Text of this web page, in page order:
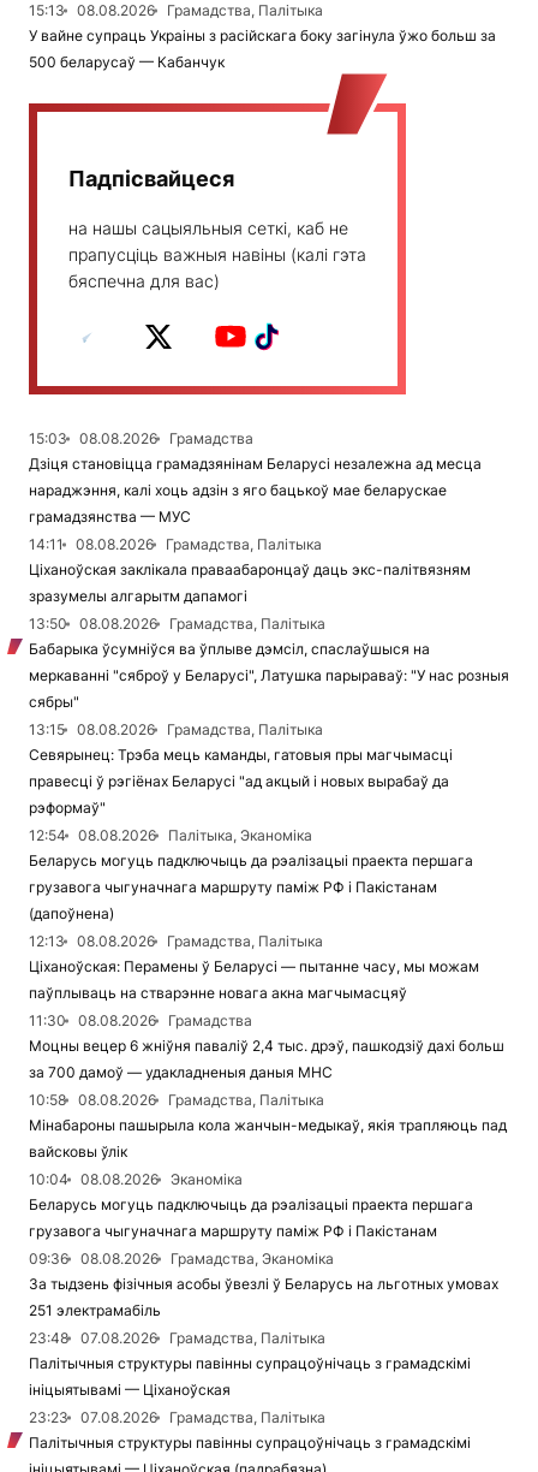
15:13 08.08.2026
Грамадства, Палітыка
У вайне супраць Украіны з расійскага боку загінула ўжо больш за
500 беларусаў — Кабанчук
Падпісвайцеся
на нашы сацыяльныя сеткі, каб не
прапусціць важныя навіны (калі гэта
бяспечна для вас)
15:03 08.08.2026
Грамадства
Дзіця становіцца грамадзянінам Беларусі незалежна ад месца
нараджэння, калі хоць адзін з яго бацькоў мае беларускае
грамадзянства — МУС
14:11
08.08.2026
Грамадства, Палітыка
Ціханоўская заклікала праваабаронцаў даць экс-палітвязням
зразумелы алгарытм дапамогі
13:50
08.08.2026
Грамадства, Палітыка
Бабарыка ўсумніўся ва ўплыве дэмсіл, спаслаўшыся на
меркаванні "сяброў у Беларусі", Латушка парыраваў: "У нас розныя
сябры"
13:15
08.08.2026
Грамадства, Палітыка
Севярынец: Трэба мець каманды, гатовыя пры магчымасці
правесці ў рэгіёнах Беларусі "ад акцый і новых вырабаў да
рэформаў"
12:54
08.08.2026
Палітыка, Эканоміка
Беларусь могуць падключыць да рэалізацыі праекта першага
грузавога чыгуначнага маршруту паміж РФ і Пакістанам
(дапоўнена)
12:13
08.08.2026
Грамадства, Палітыка
Ціханоўская: Перамены ў Беларусі — пытанне часу, мы можам
паўплываць на стварэнне новага акна магчымасцяў
11:30
08.08.2026
Грамадства
Моцны вецер 6 жніўня паваліў 2,4 тыс. дрэў, пашкодзіў дахі больш
за 700 дамоў — удакладненыя даныя МНС
10:58
08.08.2026
Грамадства, Палітыка
Мінабароны пашырыла кола жанчын-медыкаў, якія трапляюць пад
вайсковы ўлік
10:04
08.08.2026
Эканоміка
Беларусь могуць падключыць да рэалізацыі праекта першага
грузавога чыгуначнага маршруту паміж РФ і Пакістанам
09:36
08.08.2026
Грамадства, Эканоміка
За тыдзень фізічныя асобы ўвезлі ў Беларусь на льготных умовах
251 электрамабіль
23:48
07.08.2026
Грамадства, Палітыка
Палітычныя структуры павінны супрацоўнічаць з грамадскімі
ініцыятывамі — Ціханоўская
23:23
07.08.2026
Грамадства, Палітыка
Палітычныя структуры павінны супрацоўнічаць з грамадскімі